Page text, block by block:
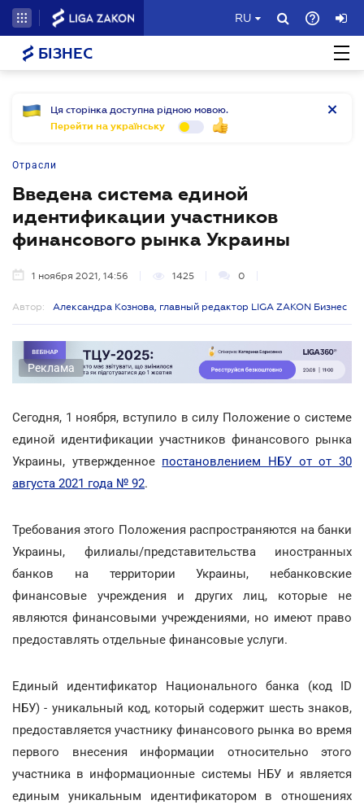
RU
БІЗНЕС
Ця сторінка доступна рідною мовою.
Перейти на українську
Отрасли
Введена система единой
идентификации участников
финансового рынка Украины
1 ноября 2021, 14:56 1425 0
Автор: Александра Кознова, главный редактор LIGA ZAKON Бизнес
Реклама
Сегодня, 1 ноября, вступило в силу Положение о системе
единой идентификации участников финансового рынка
Украины, утвержденное постановлением НБУ от от 30
августа 2021 года № 92.
Требования этого Положения распространяются на банки
Украины, филиалы/представительства иностранных
банков на территории Украины, небанковские
финансовые учреждения и других лиц, которые не
являются финансовыми учреждениями, но имеют право
предоставлять отдельные финансовые услуги.
Единый идентификатор Национального банка (код ID
НБУ) - уникальный код, который содержит шесть знаков,
предоставляется участнику финансового рынка во время
первого внесения информации относительно этого
участника в информационные системы НБУ и является
единым уникальным идентификатором в отношениях